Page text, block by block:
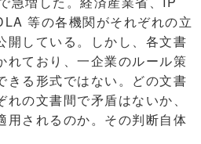
等の各機関がそれぞれの立
開している。しかし、各文書
れており、一企業のルール策
きる形式ではない。どの文書
の文書間で矛盾はないか、
用されるのか。その判断自体